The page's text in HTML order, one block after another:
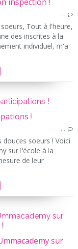
…
Tout à l'heure,
des inscrites à la
individuel, m'a
!
…
soeurs ! Voici
sur l'école à la
de leur
sur